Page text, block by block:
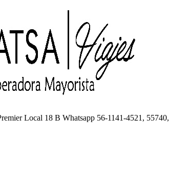
Local 18 B Whatsapp 56-1141-4521,